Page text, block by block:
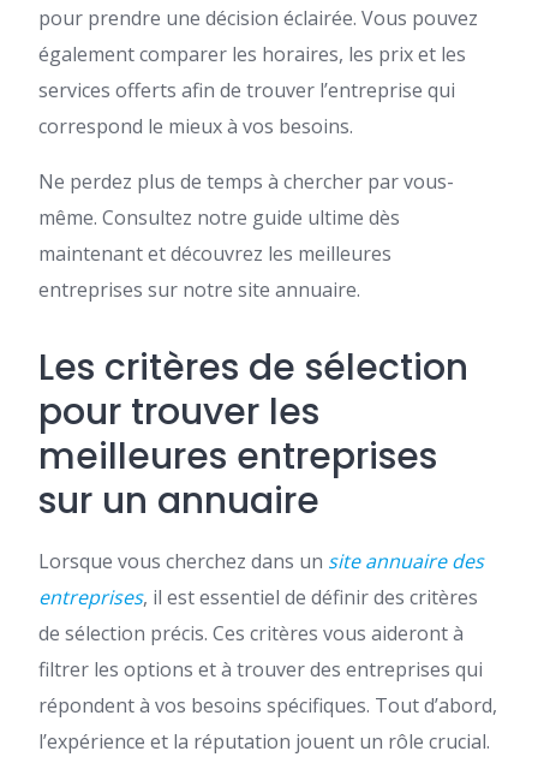
pour prendre une décision éclairée. Vous pouvez
également comparer les horaires, les prix et les
services offerts afin de trouver l’entreprise qui
correspond le mieux à vos besoins.
Ne perdez plus de temps à chercher par vous-
même. Consultez notre guide ultime dès
maintenant et découvrez les meilleures
entreprises sur notre site annuaire.
Les critères de sélection
pour trouver les
meilleures entreprises
sur un annuaire
Lorsque vous cherchez dans un site annuaire des
entreprises, il est essentiel de définir des critères
de sélection précis. Ces critères vous aideront à
filtrer les options et à trouver des entreprises qui
répondent à vos besoins spécifiques. Tout d’abord,
l’expérience et la réputation jouent un rôle crucial.